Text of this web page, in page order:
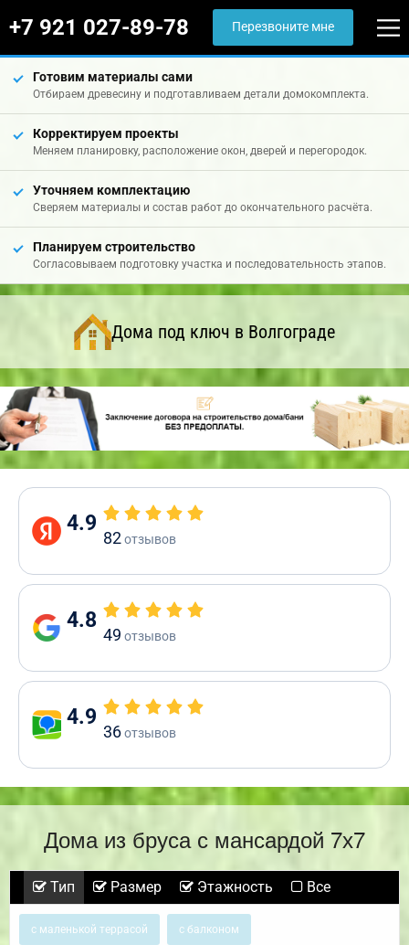
+7 921 027-89-78 Перезвоните мне
Готовим материалы сами
Отбираем древесину и подготавливаем детали домокомплекта.
Корректируем проекты
Меняем планировку, расположение окон, дверей и перегородок.
Уточняем комплектацию
Сверяем материалы и состав работ до окончательного расчёта.
Планируем строительство
Согласовываем подготовку участка и последовательность этапов.
Дома под ключ в Волгограде
4.9
82отзывов
4.8
49 отзывов
4.9
36отзывов
Дома из бруса с мансардой 7х7
Тип Размер Этажность Все
с маленькой террасой с балконом